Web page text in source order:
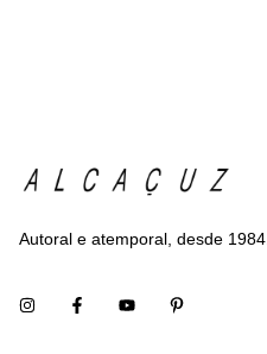
Autoral e atemporal, desde 1984.